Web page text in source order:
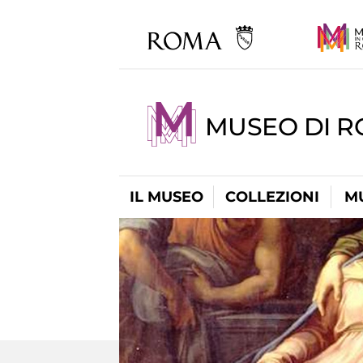
MUSEO DI
IL MUSEO COLLEZIONI